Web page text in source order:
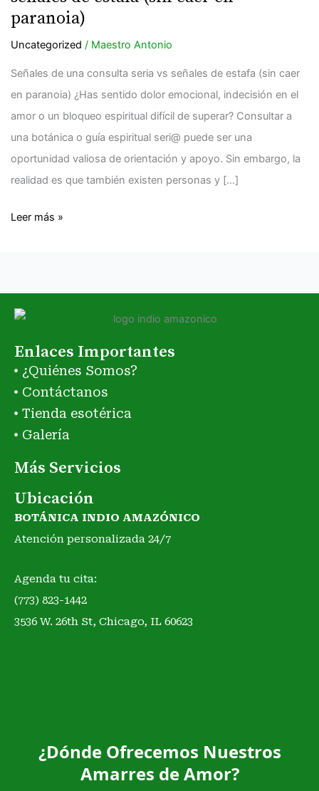
paranoia)
Uncategorized / Maestro Antonio
Señales de una consulta seria vs señales de estafa (sin caer
en paranoia) ¿Has sentido dolor emocional, indecisión en el
amor o un bloqueo espiritual difícil de superar? Consultar a
una botánica o guía espiritual seri@ puede ser una
oportunidad valiosa de orientación y apoyo. Sin embargo, la
realidad es que también existen personas y […]
seria
vs
señales
Leer más »
Enlaces Importantes
¿Quiénes Somos?
Contáctanos
Tienda esotérica
Galería
Más Servicios
Ubicación
BOTÁNICA INDIO AMAZÓNICO
Atención personalizada 24/7
Agenda tu cita:
(773) 823-1442
3536 W. 26th St, Chicago, IL 60623
¿Dónde Ofrecemos Nuestros
Amarres de Amor?